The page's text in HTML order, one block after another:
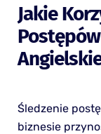
Jakie
Śledzenie
biznesie